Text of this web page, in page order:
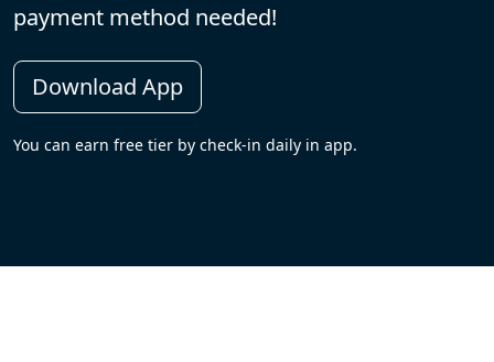
payment method needed!
Download App
You can earn free tier by check-in daily in app.